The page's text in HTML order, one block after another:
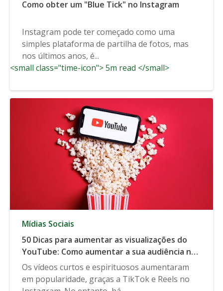
Como obter um "Blue Tick" no Instagram
Instagram pode ter começado como uma
simples plataforma de partilha de fotos, mas
nos últimos anos, é...
<small class="time-icon"> 5m read </small>
Mídias Sociais
50 Dicas para aumentar as visualizações do
YouTube: Como aumentar a sua audiência no
YouTube
Os vídeos curtos e espirituosos aumentaram
em popularidade, graças a TikTok e Reels no